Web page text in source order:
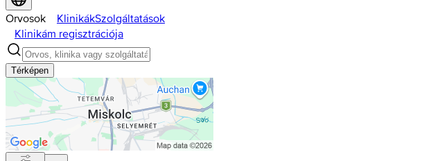
Orvosok KlinikákSzolgáltatások
Klinikám regisztrációja
Térképen